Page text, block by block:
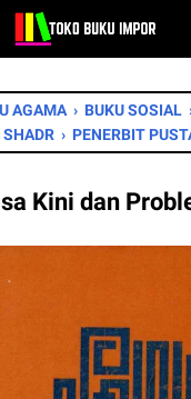
AGAMA › BUKU SOSIAL
SHADR › PENERBIT
Kini dan